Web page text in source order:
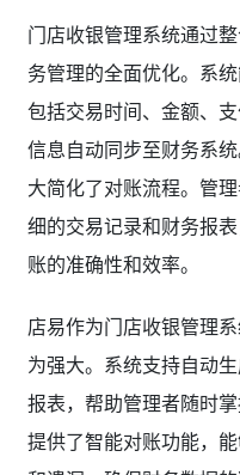
门店收银管理系统通过
务管理的全面优化。系
包括交易时间、金额、
信息自动同步至财务系
大简化了对账流程。管
细的交易记录和财务报
账的准确性和效率。
店易作为门店收银管理
为强大。系统支持自动
报表，帮助管理者随时
提供了智能对账功能，